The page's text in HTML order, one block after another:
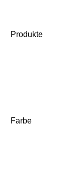
Produkte
Farbe